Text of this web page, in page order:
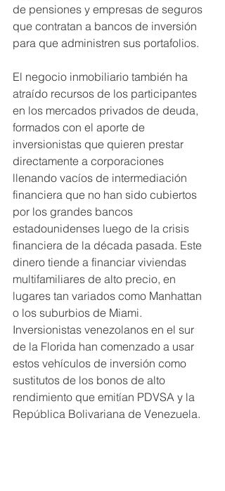
de pensiones y empresas de seguros
que contratan a bancos de inversión
para que administren sus portafolios.
El negocio inmobiliario también ha
atraído recursos de los participantes
en los mercados privados de deuda,
formados con el aporte de
inversionistas que quieren prestar
directamente a corporaciones
llenando vacíos de intermediación
financiera que no han sido cubiertos
por los grandes bancos
estadounidenses luego de la crisis
financiera de la década pasada. Este
dinero tiende a financiar viviendas
multifamiliares de alto precio, en
lugares tan variados como Manhattan
o los suburbios de Miami.
Inversionistas venezolanos en el sur
de la Florida han comenzado a usar
estos vehículos de inversión como
sustitutos de los bonos de alto
rendimiento que emitían PDVSA y la
República Bolivariana de Venezuela.